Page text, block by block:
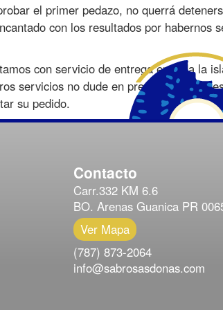
el primer pedazo, no querrá
con los resultados por
con servicio de entrega en toda la
servicios no dude en preguntar por
su pedido.
Contacto
Carr.332 KM 6.6
BO. Arenas Guanica PR
Ver Mapa
(787) 873-2064
info@sabrosasdonas.com